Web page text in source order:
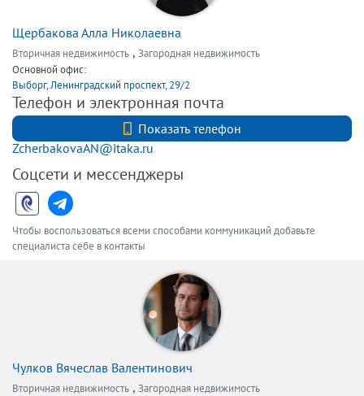
Щербакова Алла Николаевна
Вторичная недвижимость , Загородная недвижимость
Основной офис:
Выборг, Ленинградский проспект, 29/2
Телефон и электронная почта
Показать телефон
ZcherbakovaAN@itaka.ru
Соцсети и мессенджеры
Чтобы воспользоваться всеми способами коммуникаций добавьте
специалиста себе в контакты
Чулков Вячеслав Валентинович
Вторичная недвижимость , Загородная недвижимость